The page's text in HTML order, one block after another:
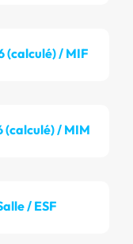
(calculé) / MIF
(calculé) / MIM
/ ESF